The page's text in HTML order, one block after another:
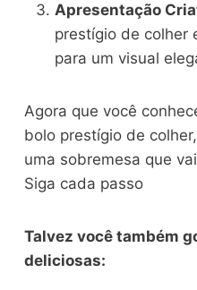
Apresentação
prestígio de colher
para um visual
Agora que você
bolo prestígio de
uma sobremesa que
Siga cada passo
Talvez você também
deliciosas: